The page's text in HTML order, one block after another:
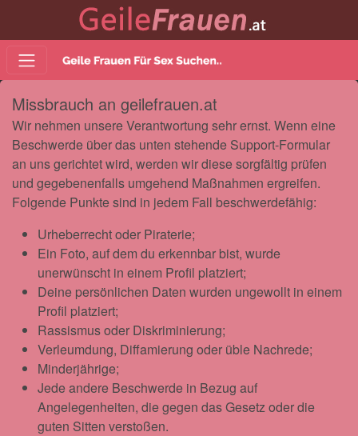
Missbrauch an geilefrauen.at
Wir nehmen unsere Verantwortung sehr ernst. Wenn eine
Beschwerde über das unten stehende Support-Formular
an uns gerichtet wird, werden wir diese sorgfältig prüfen
und gegebenenfalls umgehend Maßnahmen ergreifen.
Folgende Punkte sind in jedem Fall beschwerdefähig:
Urheberrecht oder Piraterie;
Ein Foto, auf dem du erkennbar bist, wurde
unerwünscht in einem Profil platziert;
Deine persönlichen Daten wurden ungewollt in einem
Profil platziert;
Rassismus oder Diskriminierung;
Verleumdung, Diffamierung oder üble Nachrede;
Minderjährige;
Jede andere Beschwerde in Bezug auf
Angelegenheiten, die gegen das Gesetz oder die
guten Sitten verstoßen.